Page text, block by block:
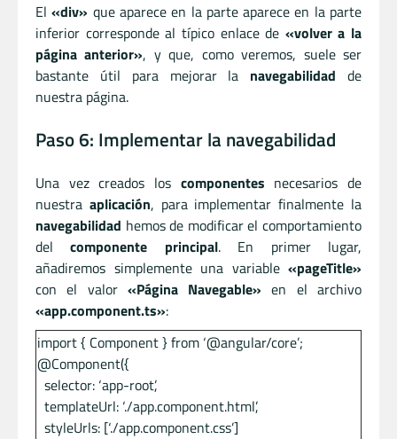
El«div» que aparece en la parte aparece en la parte
inferior corresponde al típico enlace de «volver a la
página anterior», y que, como veremos, suele ser
bastante útil para mejorar la navegabilidad de
nuestra página.
Paso 6: Implementar la navegabilidad
Una vez creados los componentes necesarios de
nuestra aplicación, para implementar finalmente la
navegabilidad hemos de modificar el comportamiento
delcomponente principal. En primer lugar,
añadiremos simplemente una variable «pageTitle»
con el valor «Página Navegable» en el archivo
«app.component.ts»:
import { Component } from ‘@angular/core’;
@Component({
selector: ‘app-root’,
templateUrl: ‘./app.component.html’,
styleUrls: [‘./app.component.css’]